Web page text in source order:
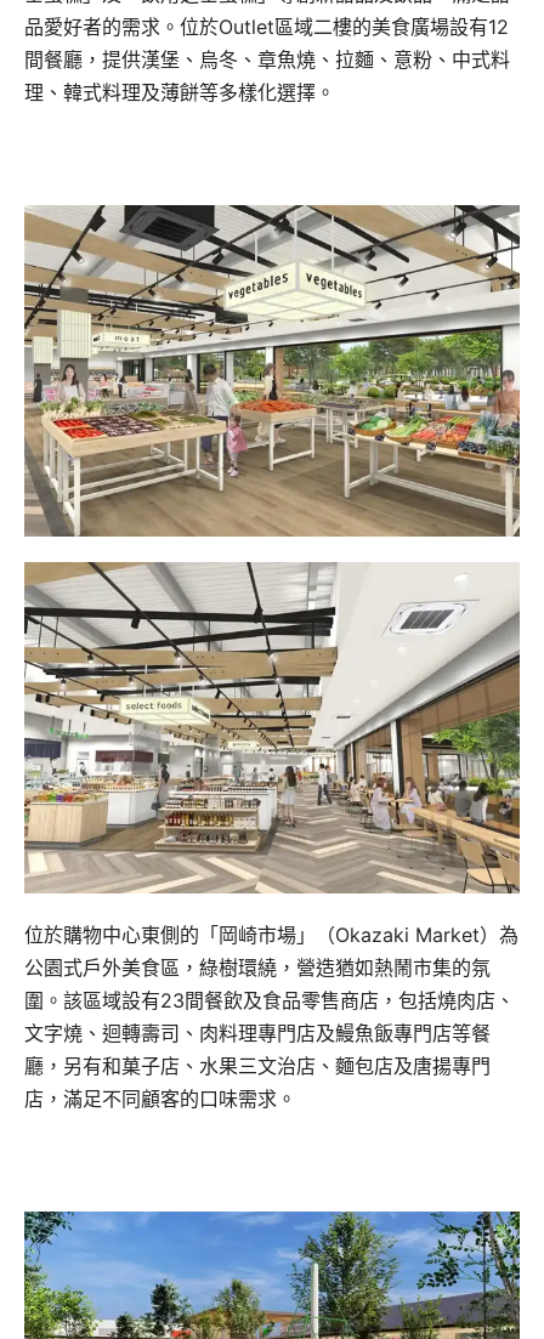
品愛好者的需求。位於Outlet區域二樓的美食廣場設有12
間餐廳，提供漢堡、烏冬、章魚燒、拉麵、意粉、中式料
理、韓式料理及薄餅等多樣化選擇。
位於購物中心東側的「岡崎市場」（Okazaki Market）為
公園式戶外美食區，綠樹環繞，營造猶如熱鬧市集的氛
圍。該區域設有23間餐飲及食品零售商店，包括燒肉店、
文字燒、迴轉壽司、肉料理專門店及鰻魚飯專門店等餐
廳，另有和菓子店、水果三文治店、麵包店及唐揚專門
店，滿足不同顧客的口味需求。